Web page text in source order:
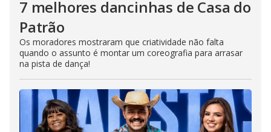
7 melhores dancinhas de Casa do
Patrão
Os moradores mostraram que criatividade não falta
quando o assunto é montar um coreografia para arrasar
na pista de dança!